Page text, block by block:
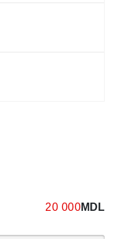
MDL